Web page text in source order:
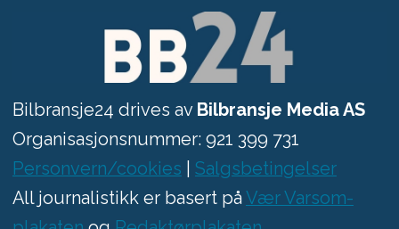
Bilbransje24 drives av Bilbransje Media AS
Organisasjonsnummer: 921 399 731
Personvern/cookies
Salgsbetingelser
All journalistikk er basert på Vær Varsom-